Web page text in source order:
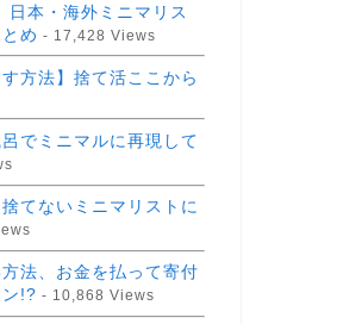
日本・海外ミニマリス
め - 17,428 Views
す方法】捨て活ここから
でミニマルに再現して
てないミニマリストに
法、お金を払って寄付
!? - 10,868 Views